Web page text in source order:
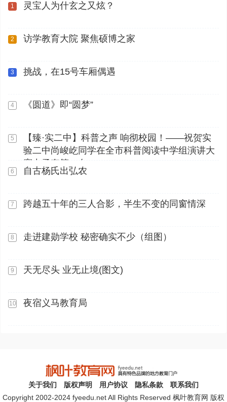
1 灵宝人为什玄之又炫？
2 访学教育大院 聚焦硕博之家
3 挑战，在15号车厢偶遇
4 《圆道》即“圆梦”
5
【臻·实二中】科普之声 响彻校园！——祝贺实
验二中尚峻屹同学在全市科普阅读中学组演讲大
赛中勇夺第一名
6 自古杨氏出弘农
7 跨越五十年的三人合影，半生不变的同窗情深
8 走进建勋学校 秘密确实不少（组图）
9 天无尽头 业无止境(图文)
10 夜宿义马教育局
关于我们 版权声明 用户协议 隐私条款
联系我们
Copyright 2002-2024 fyeedu.net All Rights Reserved 枫叶教育网 版权